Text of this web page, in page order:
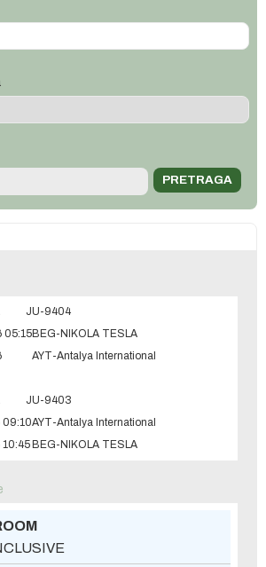
JU-9404
BEG-NIKOLA TESLA
AYT-Antalya International
JU-9403
AYT-Antalya International
BEG-NIKOLA TESLA